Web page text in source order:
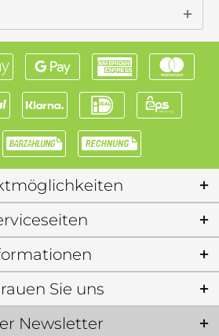
Newsletter
Sie uns